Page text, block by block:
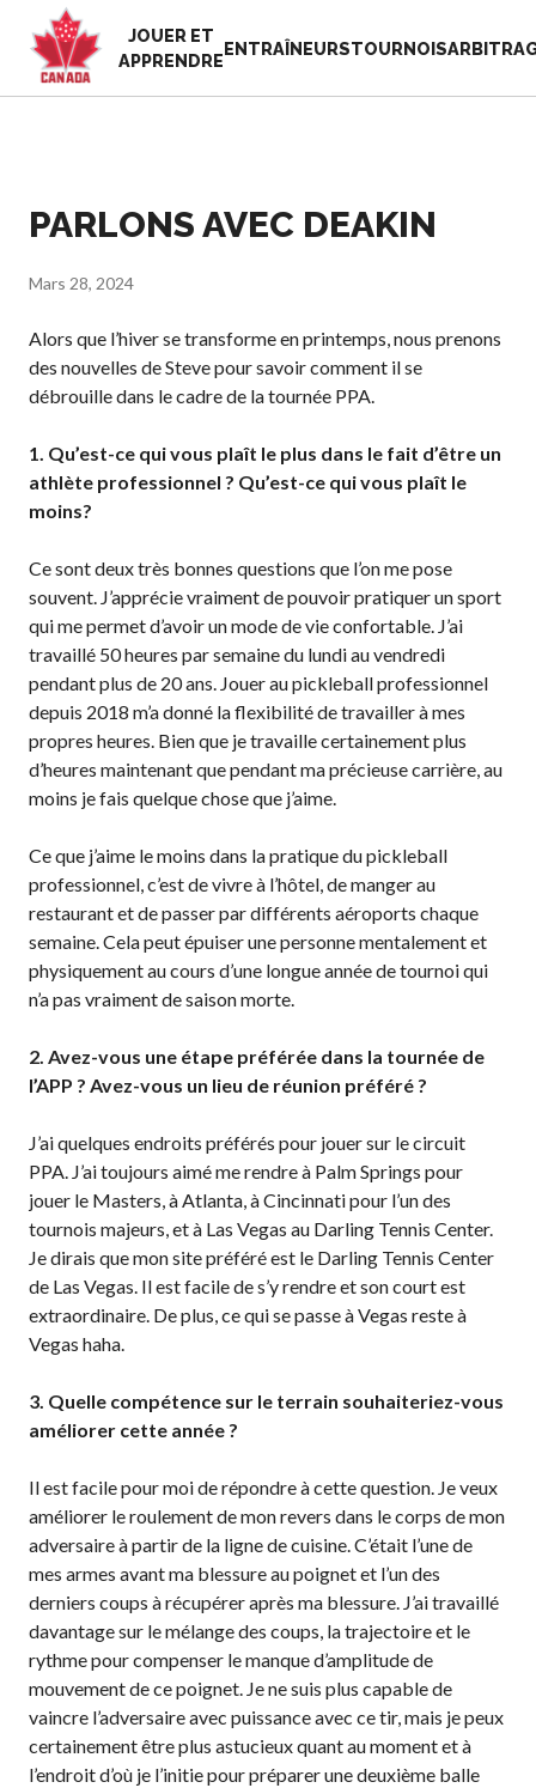
EN
FR
chose?
Histoire de Pickleball
Fondation et
alignements
organisationnels
provinciales et
territoriales de
pickleball
d’administration
Assemblées
générales annuelles
Le Conseil consultatif
national de Pickleball
Règlements et
Politiques
Pickleball
PC Scoop
Contact
Championnats
Nationaux
Règles de base
Para/Fauteuil Roulant
Pickleball
Développement à
long terme du joueur
Règles officielles de
pickleball
Programme de
formation des
entraîneurs
Championnat national
de Pickleball Canada
2025
Candidature à un
Accueil
reconnaissance
Ressources
Nouvelles
JOUER ET
APPRENDRE
ENTRAÎNEURSTOURNOIS
PARLONS AVEC DEAKIN
Mars 28, 2024
Alors que l’hiver se transforme en printemps, nous prenons
des nouvelles de Steve pour savoir comment il se
débrouille dans le cadre de la tournée PPA.
1. Qu’est-ce qui vous plaît le plus dans le fait d’être un
athlète professionnel ? Qu’est-ce qui vous plaît le
moins?
Ce sont deux très bonnes questions que l’on me pose
souvent. J’apprécie vraiment de pouvoir pratiquer un sport
qui me permet d’avoir un mode de vie confortable. J’ai
travaillé 50 heures par semaine du lundi au vendredi
pendant plus de 20 ans. Jouer au pickleball professionnel
depuis 2018 m’a donné la flexibilité de travailler à mes
propres heures. Bien que je travaille certainement plus
d’heures maintenant que pendant ma précieuse carrière, au
moins je fais quelque chose que j’aime.
Ce que j’aime le moins dans la pratique du pickleball
professionnel, c’est de vivre à l’hôtel, de manger au
restaurant et de passer par différents aéroports chaque
semaine. Cela peut épuiser une personne mentalement et
physiquement au cours d’une longue année de tournoi qui
n’a pas vraiment de saison morte.
2. Avez-vous une étape préférée dans la tournée de
l’APP ? Avez-vous un lieu de réunion préféré ?
J’ai quelques endroits préférés pour jouer sur le circuit
PPA. J’ai toujours aimé me rendre à Palm Springs pour
jouer le Masters, à Atlanta, à Cincinnati pour l’un des
tournois majeurs, et à Las Vegas au Darling Tennis Center.
Je dirais que mon site préféré est le Darling Tennis Center
de Las Vegas. Il est facile de s’y rendre et son court est
extraordinaire. De plus, ce qui se passe à Vegas reste à
Vegas haha.
3. Quelle compétence sur le terrain souhaiteriez-vous
améliorer cette année ?
Il est facile pour moi de répondre à cette question. Je veux
améliorer le roulement de mon revers dans le corps de mon
adversaire à partir de la ligne de cuisine. C’était l’une de
mes armes avant ma blessure au poignet et l’un des
derniers coups à récupérer après ma blessure. J’ai travaillé
davantage sur le mélange des coups, la trajectoire et le
rythme pour compenser le manque d’amplitude de
mouvement de ce poignet. Je ne suis plus capable de
vaincre l’adversaire avec puissance avec ce tir, mais je peux
certainement être plus astucieux quant au moment et à
l’endroit d’où je l’initie pour préparer une deuxième balle